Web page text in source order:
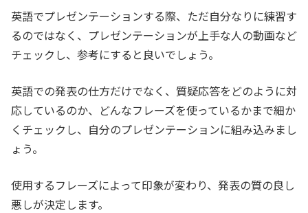
英語でプレゼンテーションする際、ただ自分なりに練習す
るのではなく、プレゼンテーションが上手な人の動画など
チェックし、参考にすると良いでしょう。
英語での発表の仕方だけでなく、質疑応答をどのように対
応しているのか、どんなフレーズを使っているかまで細か
くチェックし、自分のプレゼンテーションに組み込みまし
ょう。
使用するフレーズによって印象が変わり、発表の質の良し
悪しが決定します。